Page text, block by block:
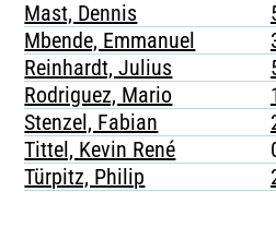
Mast, Dennis
Mbende, Emmanuel
Reinhardt, Julius
Rodriguez, Mario
Stenzel, Fabian
Tittel, Kevin René
Türpitz, Philip